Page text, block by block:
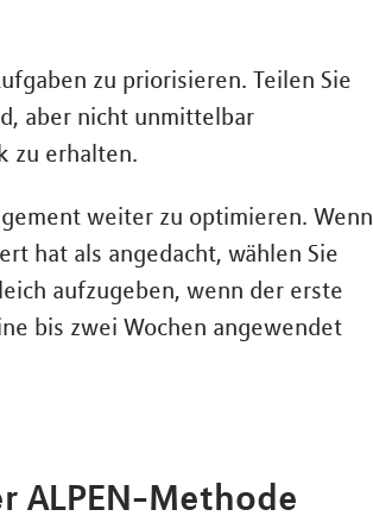
zu priorisieren. Teilen Sie
aber nicht unmittelbar
zu erhalten.
weiter zu optimieren. Wenn
hat als angedacht, wählen Sie
aufzugeben, wenn der erste
bis zwei Wochen angewendet
ALPEN-Methode